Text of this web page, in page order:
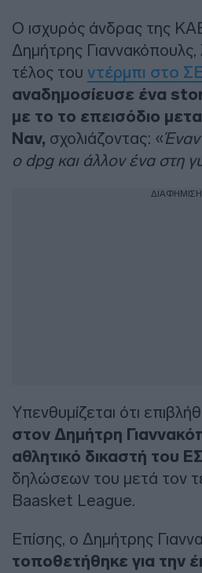
Ο ισχυρός άνδρας της
Δημήτρης
τέλος του ντέρμπι στο
αναδημοσίευσε ένα
με το το επεισόδιο
Ναν, σχολιάζοντας: «
ο dpg και άλλον ένα στη
ΔΙΑΦΗΜΙΣΗ
Υπενθυμίζεται ότι
στον Δημήτρη
αθλητικό δικαστή του
δηλώσεων του μετά τον
Baasket League.
Επίσης, ο Δημήτρης
τοποθετήθηκε για την